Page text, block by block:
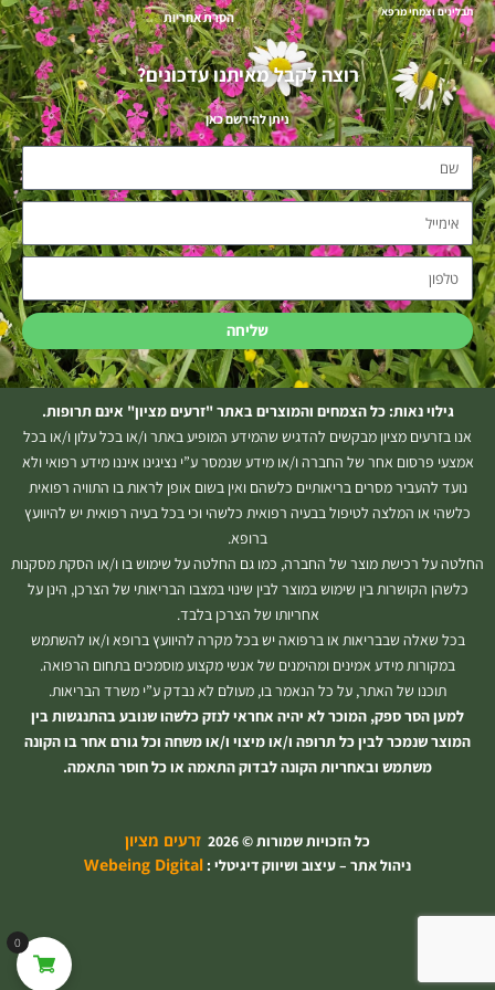
תבלינים וצמחי מרפא
הסרת אחריות
רוצה לקבל מאיתנו עדכונים?
ניתן להירשם כאן
שם
אימייל
טלפון
שליחה
גילוי נאות: כל הצמחים והמוצרים באתר "זרעים מציון" אינם תרופות.
אנו בזרעים מציון מבקשים להדגיש שהמידע המופיע באתר ו/או בכל עלון ו/או בכל
אמצעי פרסום אחר של החברה ו/או מידע שנמסר ע”י נציגינו איננו מידע רפואי ולא
נועד להעביר מסרים בריאותיים כלשהם ואין בשום אופן לראות בו התוויה רפואית
כלשהי או המלצה לטיפול בבעיה רפואית כלשהי וכי בכל בעיה רפואית יש להיוועץ
ברופא.
החלטה על רכישת מוצר של החברה, כמו גם החלטה על שימוש בו ו/או הסקת מסקנות
כלשהן הקושרות בין שימוש במוצר לבין שינוי במצבו הבריאותי של הצרכן, הינן על
אחריותו של הצרכן בלבד.
בכל שאלה שבבריאות או ברפואה יש בכל מקרה להיוועץ ברופא ו/או להשתמש
במקורות מידע אמינים ומהימנים של אנשי מקצוע מוסמכים בתחום הרפואה.
תוכנו של האתר, על כל הנאמר בו, מעולם לא נבדק ע”י משרד הבריאות.
למען הסר ספק, המוכר לא יהיה אחראי לנזק כלשהו שנובע בהתנגשות בין
המוצר שנמכר לבין כל תרופה ו/או מיצוי ו/או משחה וכל גורם אחר בו הקונה
משתמש ובאחריות הקונה לבדוק התאמה או כל חוסר התאמה.
כל הזכויות שמורות © 2026 זרעים מציון
ניהול אתר – עיצוב ושיווק דיגיטלי : Webeing Digital
0